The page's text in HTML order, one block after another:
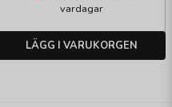
vardagar
LÄGG I VARUKORGEN